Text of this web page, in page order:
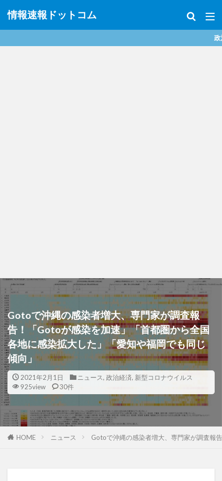
情報速報ドットコム
政治、経済、地震、
Gotoで沖縄の感染者増大、専門家が調査報
告！「Gotoが感染を加速」「首都圏から全国
各地に感染拡大した」「愛知や福岡でも同じ
傾向」
2021年2月1日 ニュース, 政治経済, 新型コロナウイルス
925view
30件
HOME ニュース Gotoで沖縄の感染者増大、専門家が調査報